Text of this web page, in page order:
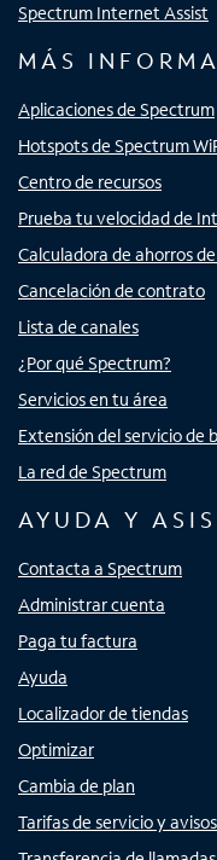
Spectrum Internet Assist
MÁS
Aplicaciones de Spectrum
Hotspots de Spectrum
Centro de recursos
Prueba tu velocidad de
Calculadora de ahorros
Cancelación de contrato
Lista de canales
¿Por qué Spectrum?
Servicios en tu área
Extensión del servicio de
La red de Spectrum
AYUDA Y
Contacta a Spectrum
Administrar cuenta
Paga tu factura
Ayuda
Localizador de tiendas
Optimizar
Cambia de plan
Tarifas de servicio y